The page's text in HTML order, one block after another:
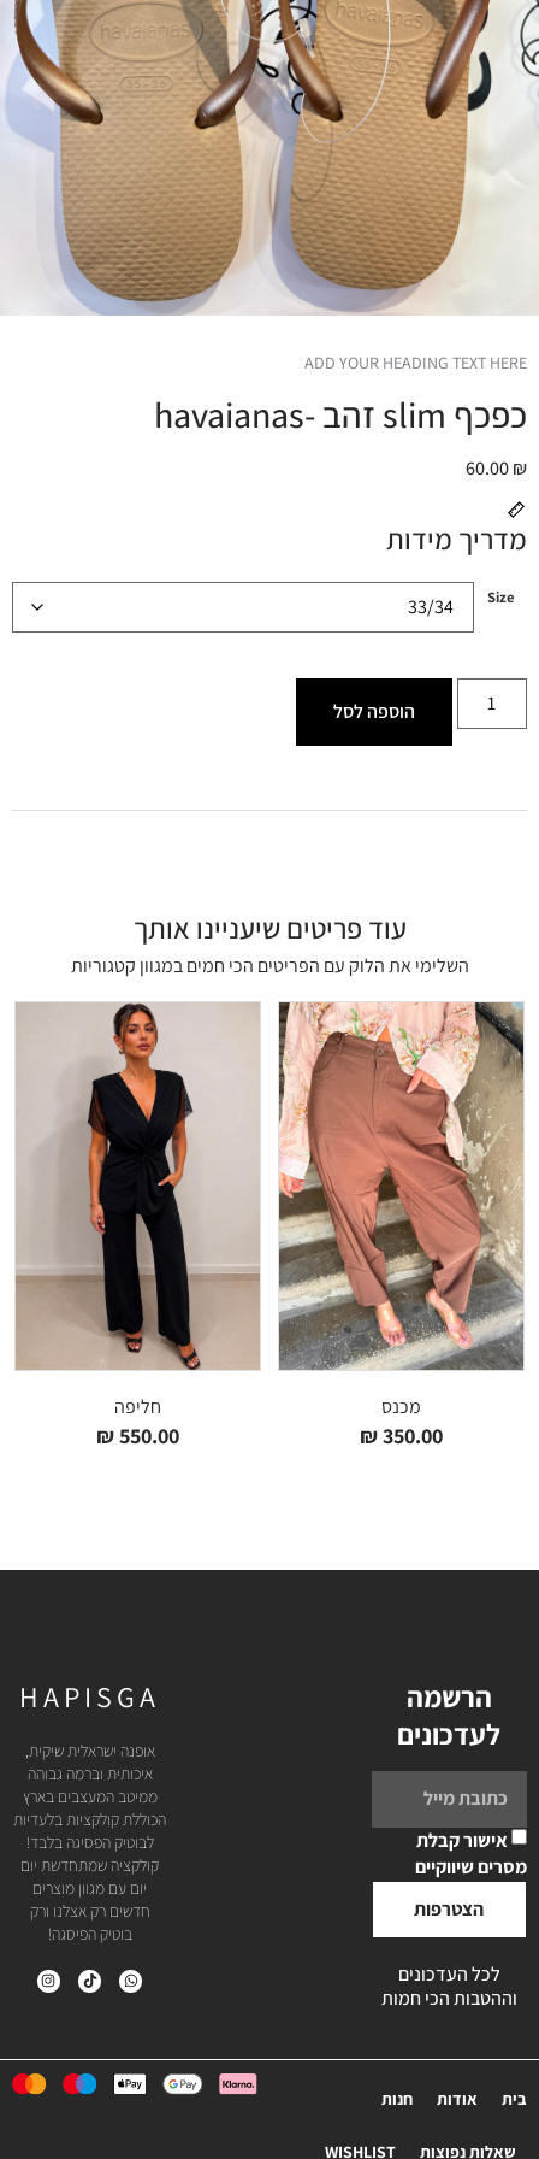
ADD YOUR HEADING TEXT HERE
כפכף slim זהב -havaianas
60.00₪
מדריך מידות
Size
הוספה לסל
עוד פריטים שיעניינו אותך
השלימי את הלוק עם הפריטים הכי חמים במגוון קטגוריות
מכנס
350.00
₪
חליפה
550.00
₪
הרשמה
לעדכונים
אישור קבלת
מסרים שיווקיים
הצטרפות
לכל העדכונים
וההטבות הכי חמות
HAPISGA
אופנה ישראלית שיקית,
איכותית וברמה גבוהה
ממיטב המעצבים בארץ
הכוללת קולקציות בלעדיות
לבוטיק הפסיגה בלבד!
קולקציה שמתחדשת יום
יום עם מגוון מוצרים
חדשים רק אצלנו ורק
בוטיק הפיסגה!
בית אודות חנות
שאלות נפוצות WISHLIST